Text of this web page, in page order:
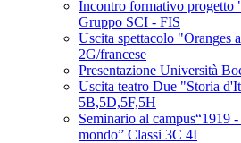
Incontro formativo progetto
Gruppo SCI - FIS
Uscita spettacolo "Oranges
2G/francese
Presentazione Università
Uscita teatro Due "Storia
5B,5D,5F,5H
Seminario al campus“1919
mondo” Classi 3C 4I